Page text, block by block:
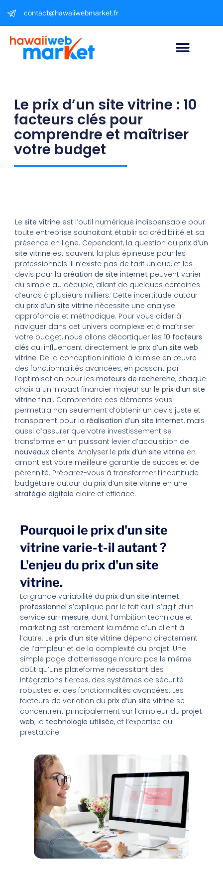
contact@hawaiiwebmarket.fr
Le prix d’un site vitrine : 10
facteurs clés pour
comprendre et maîtriser
votre budget
Le site vitrine est l’outil numérique indispensable pour
toute entreprise souhaitant établir sa crédibilité et sa
présence en ligne. Cependant, la question du prix d’un
site vitrine est souvent la plus épineuse pour les
professionnels. Il n’existe pas de tarif unique, et les
devis pour la création de site internet peuvent varier
du simple au décuple, allant de quelques centaines
d’euros à plusieurs milliers. Cette incertitude autour
du prix d’un site vitrine nécessite une analyse
approfondie et méthodique. Pour vous aider à
naviguer dans cet univers complexe et à maîtriser
votre budget, nous allons décortiquer les 10 facteurs
clés qui influencent directement le prix d’un site web
vitrine. De la conception initiale à la mise en œuvre
des fonctionnalités avancées, en passant par
l’optimisation pour les moteurs de recherche, chaque
choix a un impact financier majeur sur le prix d’un site
vitrine final. Comprendre ces éléments vous
permettra non seulement d’obtenir un devis juste et
transparent pour la réalisation d’un site internet, mais
aussi d’assurer que votre investissement se
transforme en un puissant levier d’acquisition de
nouveaux clients. Analyser le prix d’un site vitrine en
amont est votre meilleure garantie de succès et de
pérennité. Préparez-vous à transformer l’incertitude
budgétaire autour du prix d’un site vitrine en une
stratégie digitale claire et efficace.
Pourquoi le prix d'un site
vitrine varie-t-il autant ?
L'enjeu du prix d'un site
vitrine.
La grande variabilité du prix d’un site internet
professionnel s’explique par le fait qu’il s’agit d’un
service sur-mesure, dont l’ambition technique et
marketing est rarement la même d’un client à
l’autre. Le prix d’un site vitrine dépend directement
de l’ampleur et de la complexité du projet. Une
simple page d’atterrissage n’aura pas le même
coût qu’une plateforme nécessitant des
intégrations tierces, des systèmes de sécurité
robustes et des fonctionnalités avancées. Les
facteurs de variation du prix d’un site vitrine se
concentrent principalement sur l’ampleur du projet
web, la technologie utilisée, et l’expertise du
prestataire.